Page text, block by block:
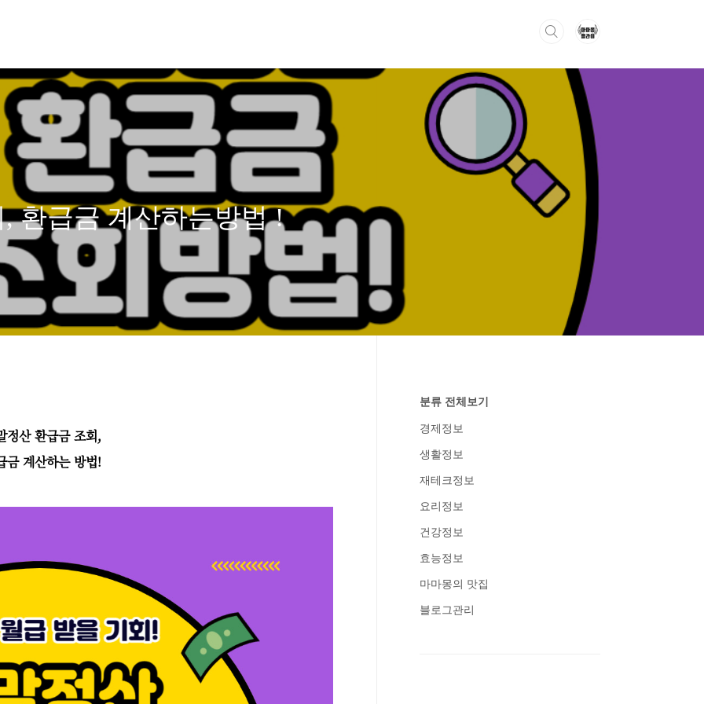
환급금 계산하는방법 !
정산 환급금 조회,
금 계산하는 방법!
분류 전체보기
경제정보
생활정보
재테크정보
요리정보
건강정보
효능정보
마마몽의 맛집
블로그관리